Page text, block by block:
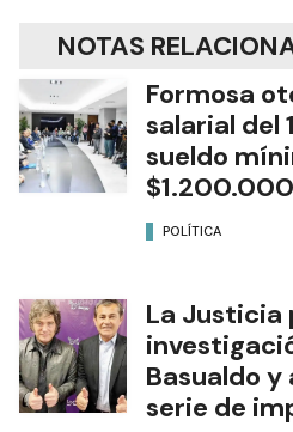
NOTAS
Formosa
salarial del
sueldo
$1.200.000
POLÍTICA
La Justicia
Basualdo y
serie de